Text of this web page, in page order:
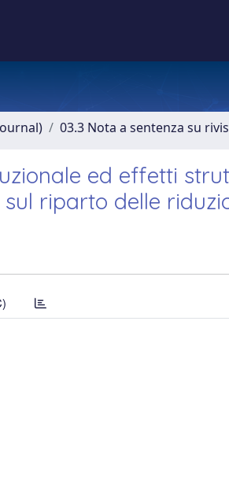
03.3 Nota a sentenza su
ed effetti
riparto delle